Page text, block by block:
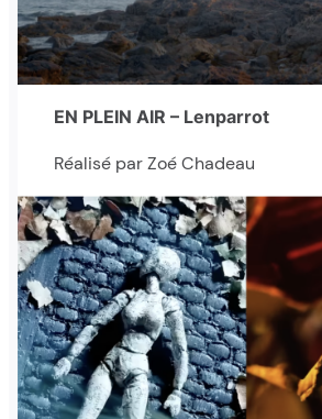
EN PLEIN AIR – Lenparrot
Réalisé par Zoé Chadeau